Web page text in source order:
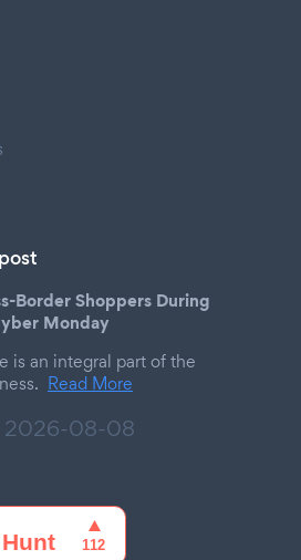
Border Shoppers During
Monday
is an integral part of the
Read More
2026-08-08